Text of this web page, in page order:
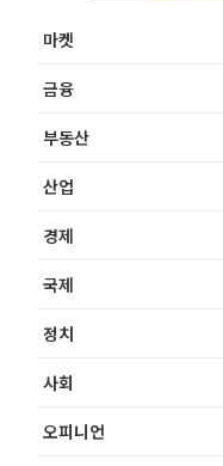
마켓
금융
부동산
산업
경제
국제
정치
사회
오피니언